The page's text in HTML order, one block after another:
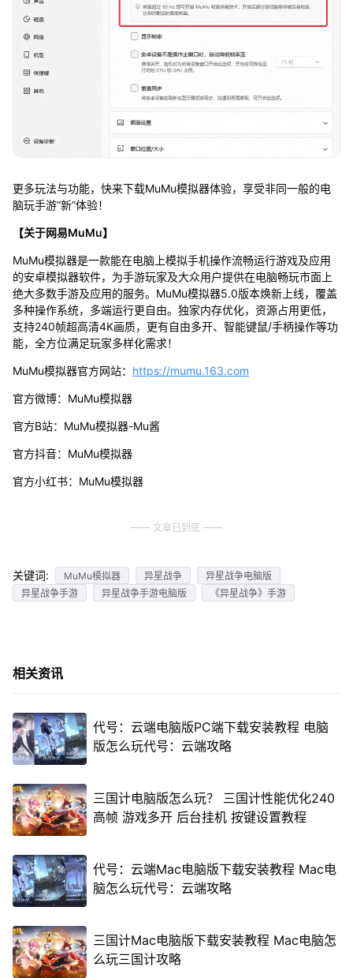
更多玩法与功能，快来下载MuMu模拟器体验，享受非同一般的电
脑玩手游“新”体验！
【关于网易MuMu】
MuMu模拟器是一款能在电脑上模拟手机操作流畅运行游戏及应用
的安卓模拟器软件，为手游玩家及大众用户提供在电脑畅玩市面上
绝大多数手游及应用的服务。MuMu模拟器5.0版本焕新上线，覆盖
多种操作系统，多端运行更自由。独家内存优化，资源占用更低，
支持240帧超高清4K画质，更有自由多开、智能键鼠/手柄操作等功
能，全方位满足玩家多样化需求！
MuMu模拟器官方网站： https://mumu.163.com
官方微博：MuMu模拟器
官方B站：MuMu模拟器-Mu酱
官方抖音：MuMu模拟器
官方小红书：MuMu模拟器
文章已到底
关键词: MuMu模拟器 异星战争
异星战争电脑版
异星战争手游
异星战争手游电脑版 《异星战争》手游
相关资讯
代号：云端电脑版PC端下载安装教程 电脑
版怎么玩代号：云端攻略
三国计电脑版怎么玩？ 三国计性能优化240
高帧 游戏多开 后台挂机 按键设置教程
代号：云端Mac电脑版下载安装教程 Mac电
脑怎么玩代号：云端攻略
三国计Mac电脑版下载安装教程 Mac电脑怎
么玩三国计攻略